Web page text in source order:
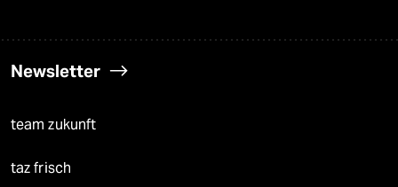
Newsletter
team zukunft
taz frisch